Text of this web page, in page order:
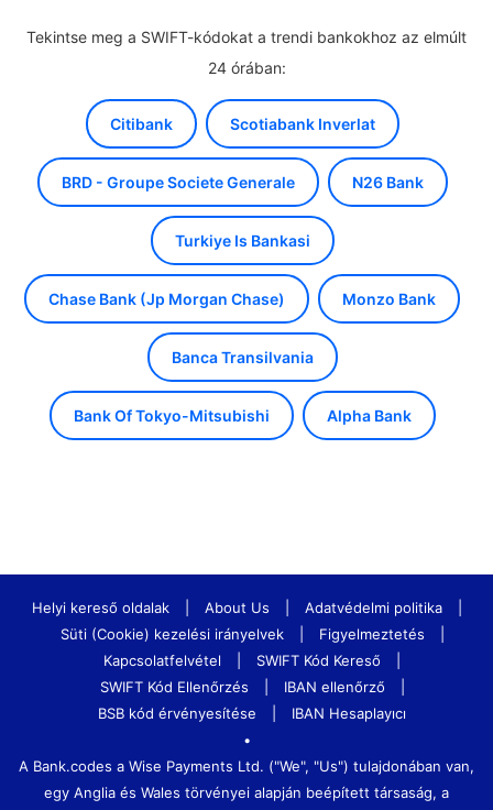
Tekintse meg a SWIFT-kódokat a trendi bankokhoz az elmúlt
24 órában:
Citibank Scotiabank Inverlat
BRD - Groupe Societe Generale N26 Bank
Turkiye Is Bankasi
Chase Bank (Jp Morgan Chase) Monzo Bank
Banca Transilvania
Bank Of Tokyo-Mitsubishi Alpha Bank
Helyi kereső oldalak About Us Adatvédelmi politika
Süti (Cookie) kezelési irányelvek
Figyelmeztetés
Kapcsolatfelvétel
SWIFT Kód Kereső
SWIFT Kód Ellenőrzés
IBAN ellenőrző
BSB kód érvényesítése
IBAN Hesaplayıcı
•
A Bank.codes a Wise Payments Ltd. ("We", "Us") tulajdonában van,
egy Anglia és Wales törvényei alapján beépített társaság, a